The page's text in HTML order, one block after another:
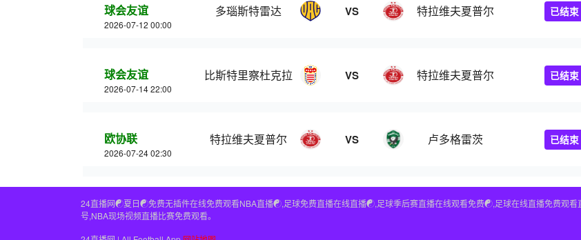
球会友谊
2026-07-12 00:00
多瑙斯特雷达 VS 特拉维夫夏普尔 已结束
球会友谊
2026-07-14 22:00
比斯特里察杜克拉 VS 特拉维夫夏普尔 已结束
欧协联
2026-07-24 02:30
特拉维夫夏普尔 VS 卢多格雷茨 已结束
24直播网☯️夏日☯️免费无插件在线免费观看NBA直播☯️,足球免费直播在线直播☯️,足球季后赛直播在线观看免费☯️,足球在线直播免费观看
号,NBA现场视频直播比赛免费观看。